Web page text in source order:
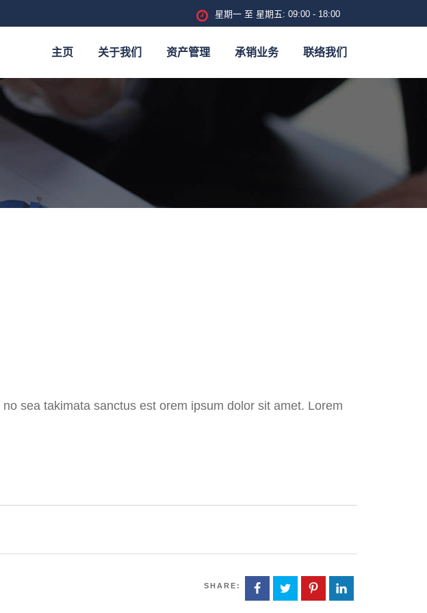
星期一 至 星期五: 09:00 - 18:00
主页 关于我们 资产管理 承销业务 联络我们
sea takimata sanctus est orem ipsum dolor sit amet. Lorem
SHARE: